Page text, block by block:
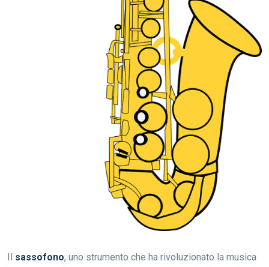
sassofono, uno strumento che ha rivoluzionato la musica